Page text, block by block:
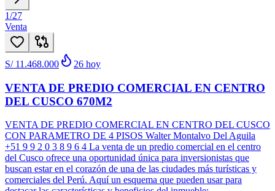
1/27
Venta
S/ 11.468.000 26 hoy
VENTA DE PREDIO COMERCIAL EN CENTRO
DEL CUSCO 670M2
VENTA DE PREDIO COMERCIAL EN CENTRO DEL CUSCO
CON PARAMETRO DE 4 PISOS Walter Montalvo Del Aguila
+51 9 9 2 0 3 8 9 6 4 La venta de un predio comercial en el centro
del Cusco ofrece una oportunidad única para inversionistas que
buscan estar en el corazón de una de las ciudades más turísticas y
comerciales del Perú. Aquí un esquema que pueden usar para